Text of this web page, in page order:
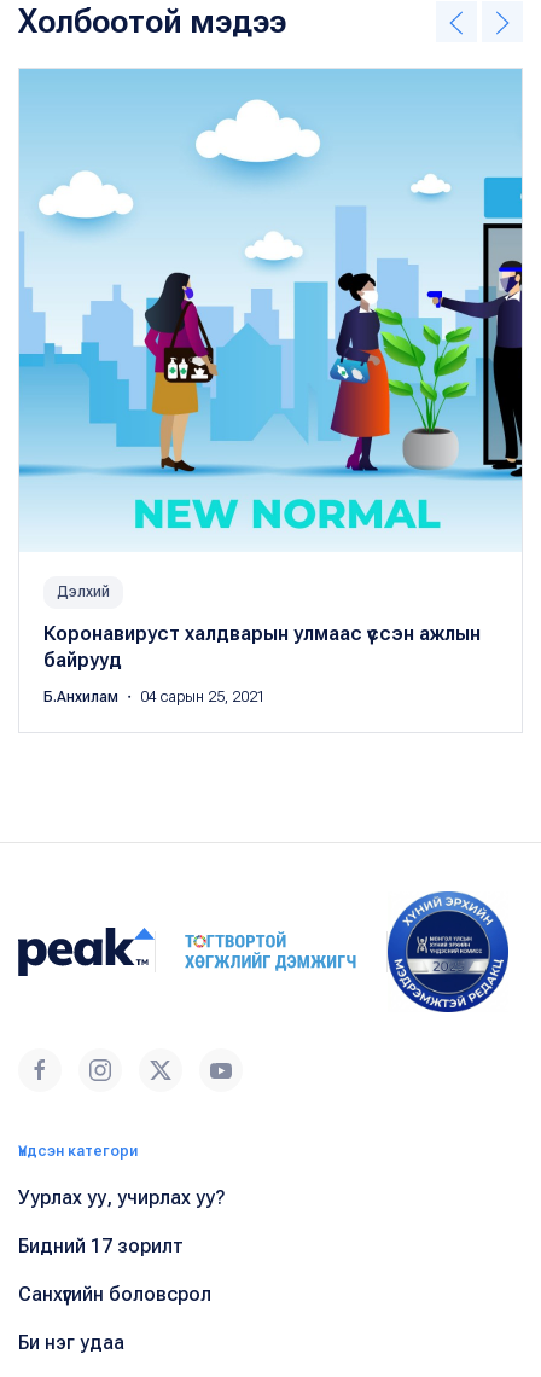
Холбоотой мэдээ
Дэлхий
Коронавируст халдварын улмаас үүссэн ажлын
байрууд
Б.Анхилам ・ 04 сарын 25, 2021
Үндсэн категори
Уурлах уу, учирлах уу?
Бидний 17 зорилт
Санхүүгийн боловсрол
Би нэг удаа